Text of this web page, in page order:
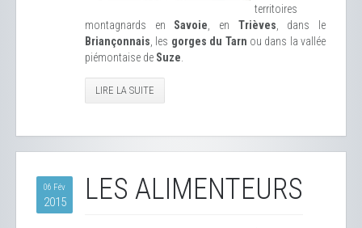
territoires
montagnards en Savoie , en Trièves , dans le
Briançonnais , les gorges du Tarn ou dans la vallée
piémontaise de Suze
LIRE LA SUITE
06 Fév
2015 LES ALIMENTEURS